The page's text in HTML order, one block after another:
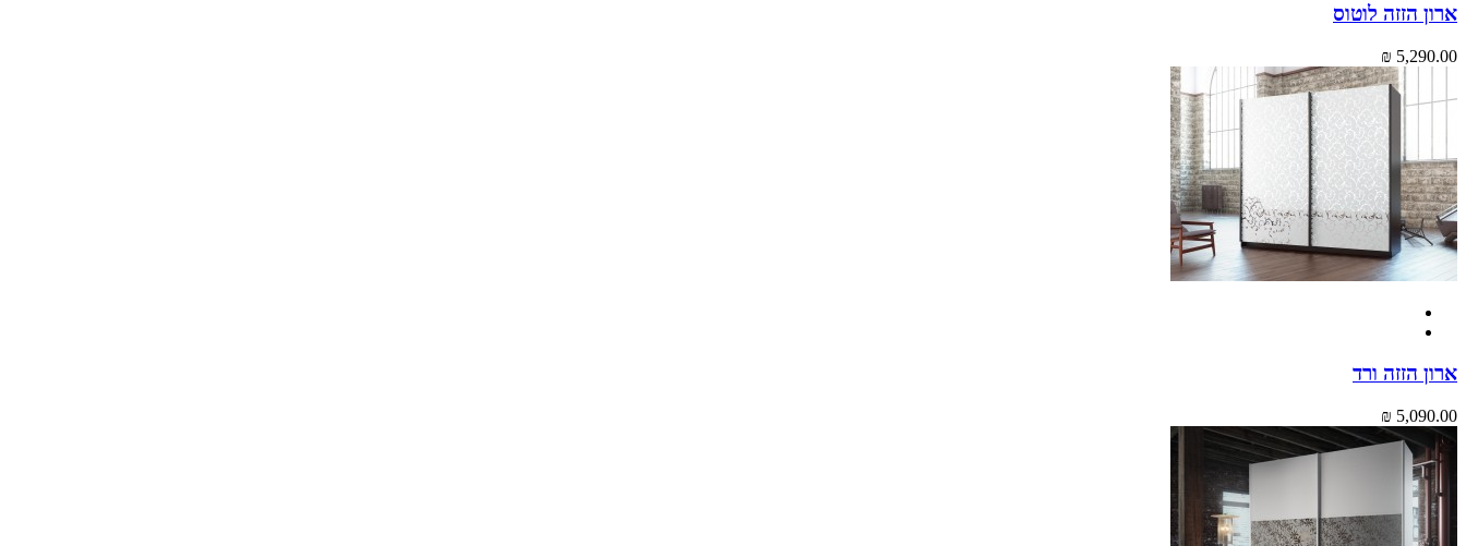
ארון הזזה לוטוס
5,290.00 ₪
ארון הזזה ורד
5,090.00 ₪